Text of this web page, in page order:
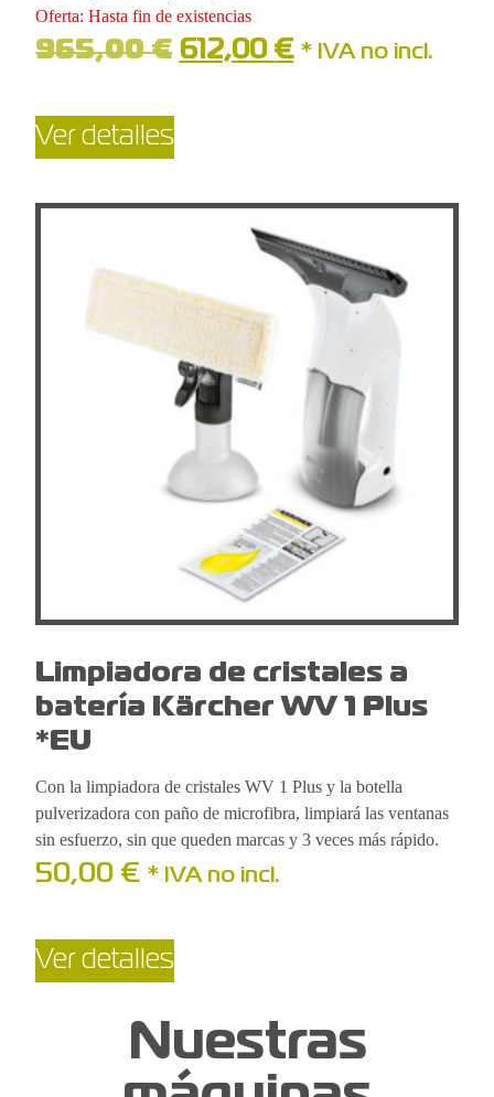
Oferta: Hasta fin de existencias
965,00€ 612,00 € * IVA no incl.
Ver detalles
Limpiadora de cristales a
batería Kärcher WV 1 Plus
*EU
Con la limpiadora de cristales WV 1 Plus y la botella
pulverizadora con paño de microfibra, limpiará las ventanas
sin esfuerzo, sin que queden marcas y 3 veces más rápido.
50,00 € * IVA no incl.
Ver detalles
Nuestras